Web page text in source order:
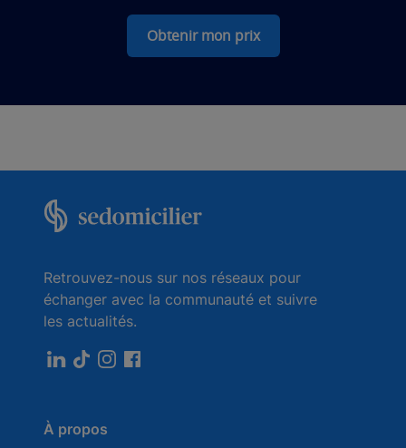
Obtenir mon prix
Retrouvez-nous sur nos réseaux pour
échanger avec la communauté et suivre
les actualités.
À propos